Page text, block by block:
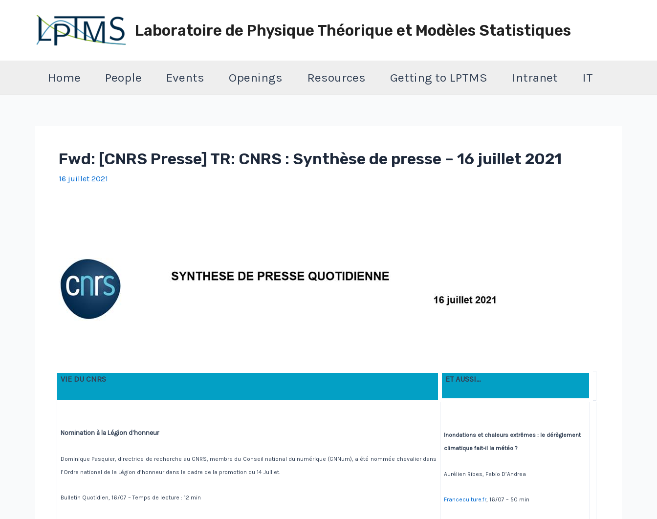
Laboratoire de Physique Théorique et Modèles Statistiques
Home People Events Openings Resources Getting to LPTMS Intranet IT
Fwd: [CNRS Presse] TR: CNRS : Synthèse de presse – 16 juillet 2021
16 juillet 2021
VIE DU CNRS ET AUSSI…
Nomination à la Légion d’honneur
Dominique Pasquier, directrice de recherche au CNRS, membre du Conseil national du numérique (CNNum), a été nommée chevalier dans
l’Ordre national de la Légion d’honneur dans le cadre de la promotion du 14 Juillet.
Bulletin Quotidien, 16/07 – Temps de lecture : 12 min
Inondations et chaleurs extrêmes : le dérèglement
climatique fait-il la météo ?
Aurélien Ribes, Fabio D’Andrea
Franceculture.fr, 16/07 – 50 min